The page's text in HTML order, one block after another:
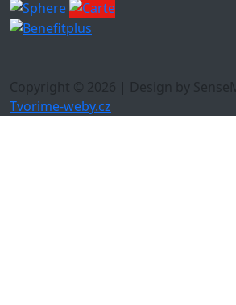
Copyright © 2026 | Design by
Tvorime-weby.cz